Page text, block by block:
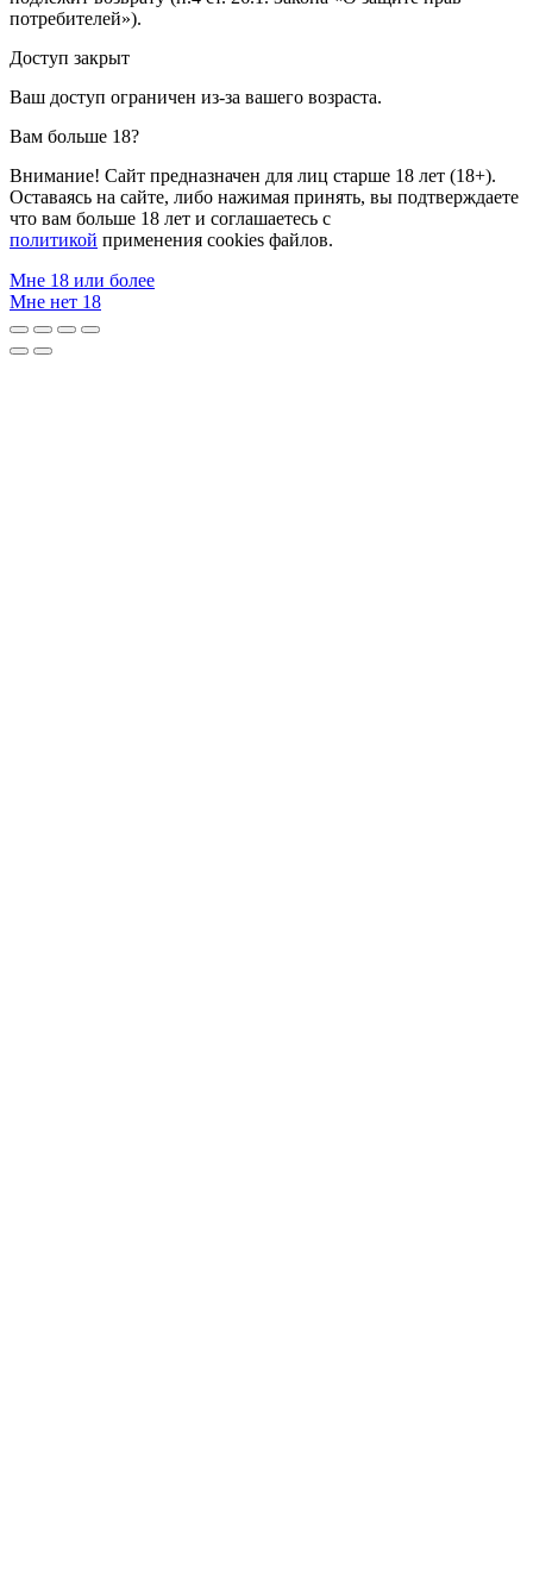
потребителей»).
Доступ закрыт
Ваш доступ ограничен из-за вашего возраста.
Вам больше 18?
Внимание! Сайт предназначен для лиц старше 18 лет (18+).
Оставаясь на сайте, либо нажимая принять, вы подтверждаете
что вам больше 18 лет и соглашаетесь с
политикой применения cookies файлов.
Мне 18 или более
Мне нет 18